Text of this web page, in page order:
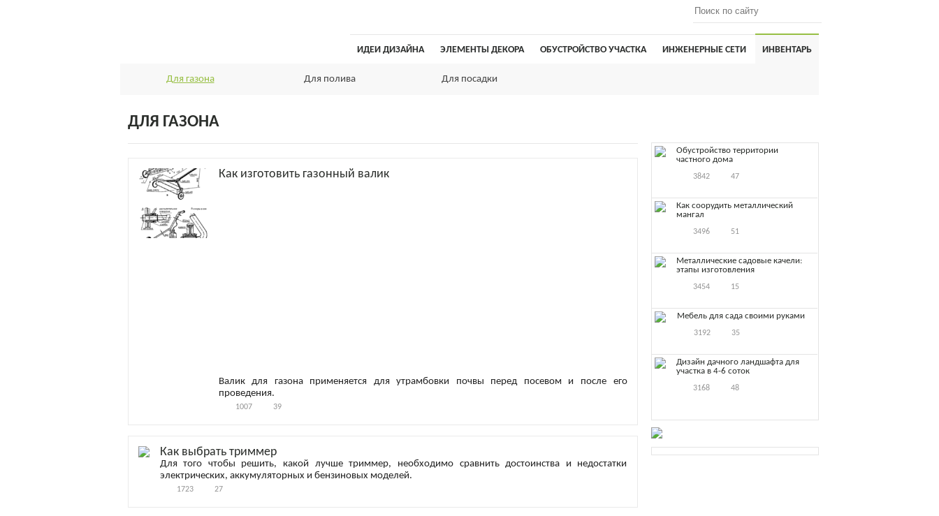
ИДЕИ ДИЗАЙНА ЭЛЕМЕНТЫ ДЕКОРА ОБУСТРОЙСТВО УЧАСТКА ИНЖЕНЕРНЫЕ СЕТИ ИНВЕНТАРЬ
Для газона Для полива Для посадки
ДЛЯ ГАЗОНА
Как изготовить газонный валик
Валик для газона применяется для утрамбовки почвы перед посевом и после его
проведения.
1007 39
Как выбрать триммер
Для того чтобы решить, какой лучше триммер, необходимо сравнить достоинства и недостатки
электрических, аккумуляторных и бензиновых моделей.
1723 27
Обустройство территории
частного дома
3842 47
Как соорудить металлический
мангал
3496 51
Металлические садовые качели:
этапы изготовления
3454 15
Мебель для сада своими руками
3192 35
Дизайн дачного ландшафта для
участка в 4-6 соток
3168 48